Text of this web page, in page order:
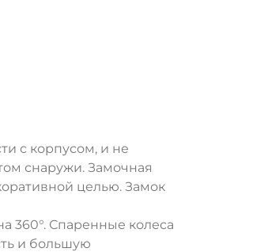
с корпусом, и не
снаружи. Замочная
целью. Замок
360°. Спаренные колеса
и большую